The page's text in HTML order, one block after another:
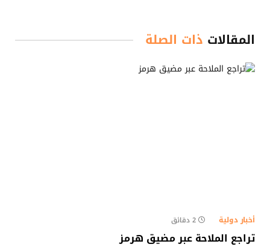
المقالات ذات الصلة
أخبار دولية 2 دقائق
تراجع الملاحة عبر مضيق هرمز